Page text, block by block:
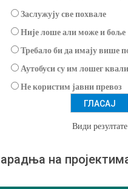
Заслужују све похвале
Није лоше али може и боље
Требало би да имају више
Аутобуси су им лошег
Не користим јавни превоз
Види резултате
на